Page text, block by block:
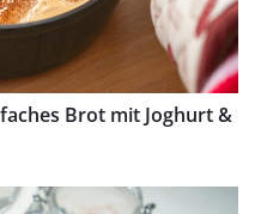
Brot mit Joghurt &